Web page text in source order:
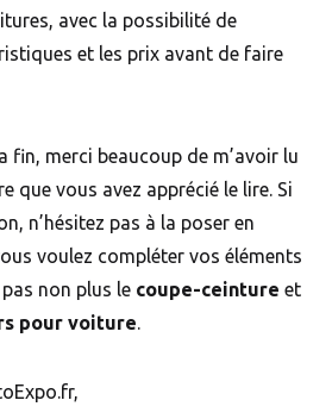
avec la possibilité de
et les prix avant de faire
fin, merci beaucoup de m’avoir lu
que vous avez apprécié le lire. Si
n’hésitez pas à la poser en
voulez compléter vos éléments
non plus le coupe-ceinture et
pour voiture.